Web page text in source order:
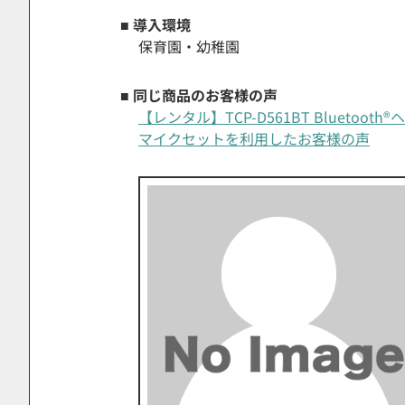
■ 導入環境
保育園・幼稚園
■ 同じ商品のお客様の声
【レンタル】TCP-D561BT Bluetooth®
マイクセットを利用したお客様の声